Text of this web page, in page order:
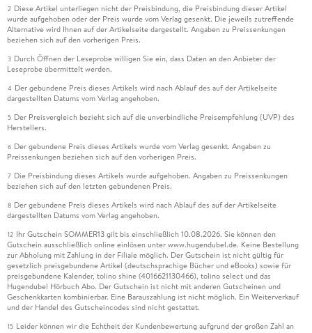
2 Diese Artikel unterliegen nicht der Preisbindung, die Preisbindung dieser Artikel
wurde aufgehoben oder der Preis wurde vom Verlag gesenkt. Die jeweils zutreffende
Alternative wird Ihnen auf der Artikelseite dargestellt. Angaben zu Preissenkungen
beziehen sich auf den vorherigen Preis.
3 Durch Öffnen der Leseprobe willigen Sie ein, dass Daten an den Anbieter der
Leseprobe übermittelt werden.
4 Der gebundene Preis dieses Artikels wird nach Ablauf des auf der Artikelseite
dargestellten Datums vom Verlag angehoben.
5 Der Preisvergleich bezieht sich auf die unverbindliche Preisempfehlung (UVP) des
Herstellers.
6 Der gebundene Preis dieses Artikels wurde vom Verlag gesenkt. Angaben zu
Preissenkungen beziehen sich auf den vorherigen Preis.
7 Die Preisbindung dieses Artikels wurde aufgehoben. Angaben zu Preissenkungen
beziehen sich auf den letzten gebundenen Preis.
8 Der gebundene Preis dieses Artikels wird nach Ablauf des auf der Artikelseite
dargestellten Datums vom Verlag angehoben.
12 Ihr Gutschein SOMMER13 gilt bis einschließlich 10.08.2026. Sie können den
Gutschein ausschließlich online einlösen unter www.hugendubel.de. Keine Bestellung
zur Abholung mit Zahlung in der Filiale möglich. Der Gutschein ist nicht gültig für
gesetzlich preisgebundene Artikel (deutschsprachige Bücher und eBooks) sowie für
preisgebundene Kalender, tolino shine (4016621130466), tolino select und das
Hugendubel Hörbuch Abo. Der Gutschein ist nicht mit anderen Gutscheinen und
Geschenkkarten kombinierbar. Eine Barauszahlung ist nicht möglich. Ein Weiterverkauf
und der Handel des Gutscheincodes sind nicht gestattet.
15 Leider können wir die Echtheit der Kundenbewertung aufgrund der großen Zahl an